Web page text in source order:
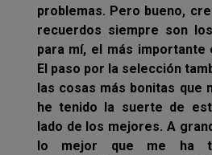
problemas. Pero bueno,
recuerdos siempre son
para mí, el más importante
El paso por la selección
las cosas más bonitas que
he tenido la suerte de
lado de los mejores. A
lo mejor que me ha